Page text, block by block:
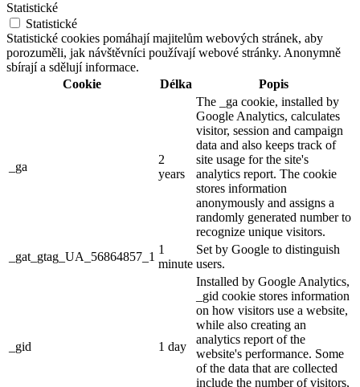
Statistické
Statistické
Statistické cookies pomáhají majitelům webových stránek, aby
porozuměli, jak návštěvníci používají webové stránky. Anonymně
sbírají a sdělují informace.
Cookie
Délka Popis
_ga
2
years
The _ga cookie, installed by
Google Analytics, calculates
visitor, session and campaign
data and also keeps track of
site usage for the site's
analytics report. The cookie
stores information
anonymously and assigns a
randomly generated number to
recognize unique visitors.
_gat_gtag_UA_56864857_1
1
minute
Set by Google to distinguish
users.
_gid 1 day
Installed by Google Analytics,
_gid cookie stores information
on how visitors use a website,
while also creating an
analytics report of the
website's performance. Some
of the data that are collected
include the number of visitors,